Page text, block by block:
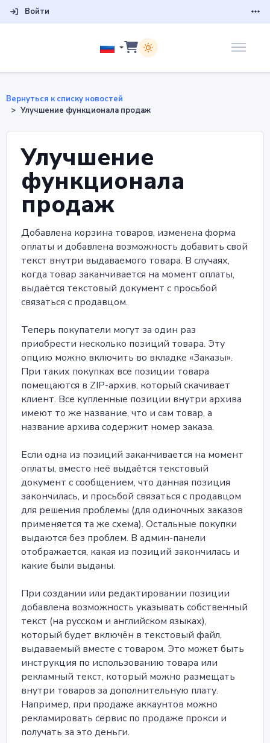
Войти
Вернуться к списку новостей
Улучшение функционала продаж
Улучшение
функционала
продаж
Добавлена корзина товаров, изменена форма
оплаты и добавлена возможность добавить свой
текст внутри выдаваемого товара. В случаях,
когда товар заканчивается на момент оплаты,
выдаётся текстовый документ с просьбой
связаться с продавцом.
Теперь покупатели могут за один раз
приобрести несколько позиций товара. Эту
опцию можно включить во вкладке «Заказы».
При таких покупках все позиции товара
помещаются в ZIP-архив, который скачивает
клиент. Все купленные позиции внутри архива
имеют то же название, что и сам товар, а
название архива содержит номер заказа.
Если одна из позиций заканчивается на момент
оплаты, вместо неё выдаётся текстовый
документ с сообщением, что данная позиция
закончилась, и просьбой связаться с продавцом
для решения проблемы (для одиночных заказов
применяется та же схема). Остальные покупки
выдаются без проблем. В админ-панели
отображается, какая из позиций закончилась и
какие были выданы.
При создании или редактировании позиции
добавлена возможность указывать собственный
текст (на русском и английском языках),
который будет включён в текстовый файл,
выдаваемый вместе с товаром. Это может быть
инструкция по использованию товара или
рекламный текст, который можно размещать
внутри товаров за дополнительную плату.
Например, при продаже аккаунтов можно
рекламировать сервис по продаже прокси и
получать за это деньги.